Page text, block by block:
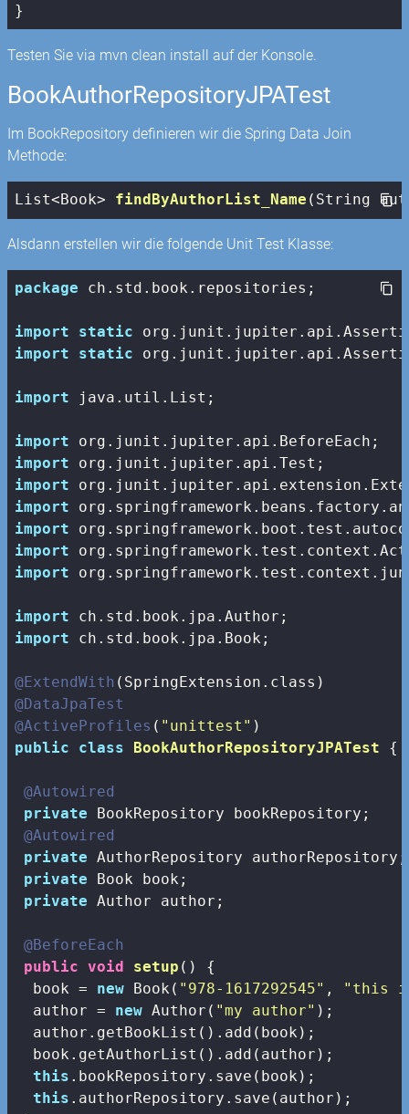
}
Testen Sie via mvn clean install auf der Konsole.
BookAuthorRepositoryJPATest
Im BookRepository definieren wir die Spring Data Join
Methode:
List<Book> findByAuthorList_Name (String
Alsdann erstellen wir die folgende Unit Test Klasse:
package ch.std.book.repositories;
import
static
import
static
import java.util.List;
import
import
import
import
import
import
import
import
import ch.std.book.jpa.Book;
@ExtendWith
@DataJpaTest
@ActiveProfiles ( "unittest"
public
class BookAuthorRepositoryJPATest {
@Autowired
private BookRepository bookRepository;
@Autowired
private AuthorRepository authorRepository;
private Book book;
private Author author;
@BeforeEach
public void setup ()
{
  book =
new Book( "978-1617292545" , "this
  author =
new Author( "my author" );
  author.getBookList().add(book);
  book.getAuthorList().add(author);
this .bookRepository.save(book);
this .authorRepository.save(author);